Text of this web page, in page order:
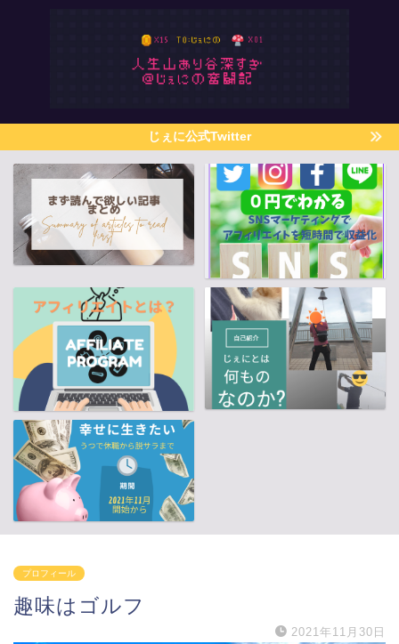
じぇに公式Twitter
プロフィール
趣味はゴルフ
2021年11月30日